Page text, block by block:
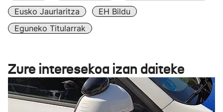
Eusko Jaurlaritza
EH Bildu
Eguneko Titularrak
Zure interesekoa izan daiteke